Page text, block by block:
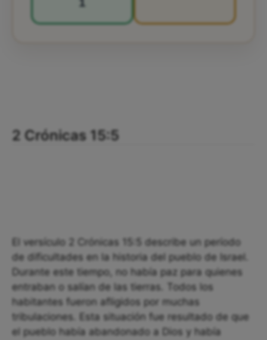
2 Crónicas 15:5
El versículo 2 Crónicas 15:5 describe un período
de dificultades en la historia del pueblo de Israel.
Durante este tiempo, no había paz para quienes
entraban o salían de las tierras. Todos los
habitantes fueron afligidos por muchas
tribulaciones. Esta situación fue resultado de que
el pueblo había abandonado a Dios y había